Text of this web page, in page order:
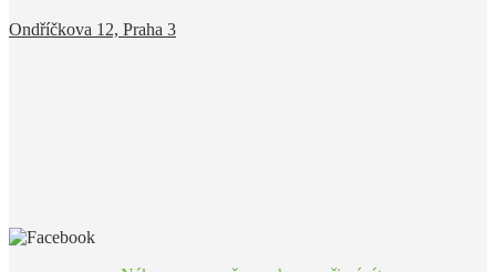
Ondříčkova 12, Praha 3